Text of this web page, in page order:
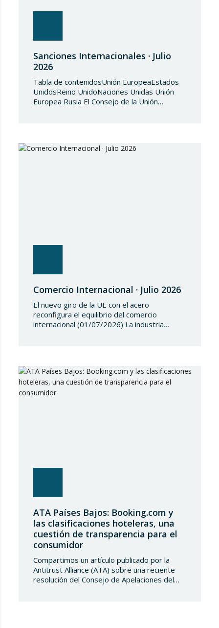
Sanciones Internacionales · Julio
2026
Tabla de contenidosUnión EuropeaEstados
UnidosReino UnidoNaciones Unidas Unión
Europea Rusia El Consejo de la Unión
(UE) 2018/1542 relativo a la adopción de
Comercio Internacional · Julio 2026
El nuevo giro de la UE con el acero
reconfigura el equilibrio del comercio
internacional (01/07/2026) La industria
Europea ha modificado las condiciones de
entrada de acero, estableciendo un
contingente arancelario de…
ATA Países Bajos: Booking.com y
las clasificaciones hoteleras, una
cuestión de transparencia para el
consumidor
Compartimos un artículo publicado por la
Antitrust Alliance (ATA) sobre una reciente
resolución del Consejo de Apelaciones del